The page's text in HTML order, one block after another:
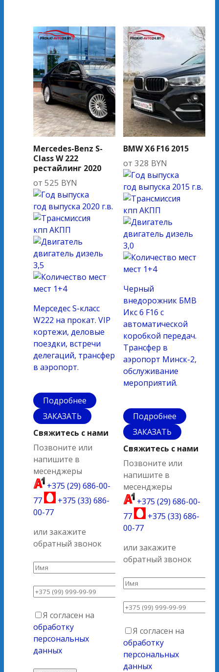
Mercedes-Benz S-
Class W 222
рестайлинг 2020
от 525 BYN
год выпуска 2020 г.в.
кпп АКПП
двигатель дизель
3,5
мест 1+4
Мерседес S-класс
W222 на прокат. VIP
кортежи, деловые
поездки, встречи
делегаций, трансфер
в аэропорт.
Подробнее
ЗАКАЗАТЬ
Свяжитесь с нами
Позвоните или
напишите в
месенджеры
+375 (29) 686-00-
77
+375 (33) 686-
00-77
или закажите
обратный звонок
Я согласен на
обработку
персональных
данных
BMW X6 F16 2015
от 328 BYN
год выпуска 2015 г.в.
кпп АКПП
двигатель дизель
3,0
мест 1+4
Черный
внедорожник БМВ
Икс 6 F16 с
автоматической
коробкой передач.
Трансфер в
аэропорт Минск-2,
обслуживание
мероприятий.
Подробнее
ЗАКАЗАТЬ
Свяжитесь с нами
Позвоните или
напишите в
месенджеры
+375 (29) 686-00-
77
+375 (33) 686-
00-77
или закажите
обратный звонок
Я согласен на
обработку
персональных
данных